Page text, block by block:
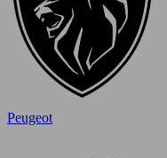
Peugeot